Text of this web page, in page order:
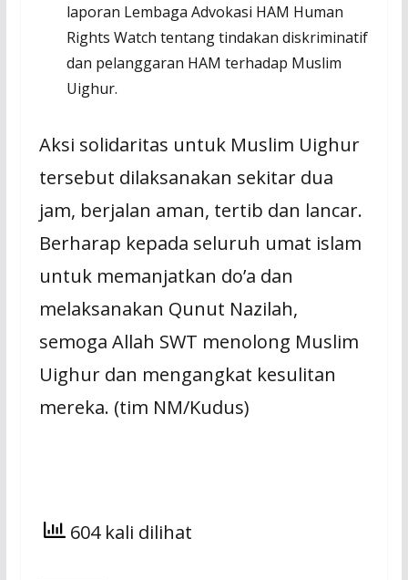
laporan Lembaga Advokasi HAM Human
Rights Watch tentang tindakan diskriminatif
dan pelanggaran HAM terhadap Muslim
Uighur.
Aksi solidaritas untuk Muslim Uighur
tersebut dilaksanakan sekitar dua
jam, berjalan aman, tertib dan lancar.
Berharap kepada seluruh umat islam
untuk memanjatkan do’a dan
melaksanakan Qunut Nazilah,
semoga Allah SWT menolong Muslim
Uighur dan mengangkat kesulitan
mereka. (tim NM/Kudus)
604 kali dilihat